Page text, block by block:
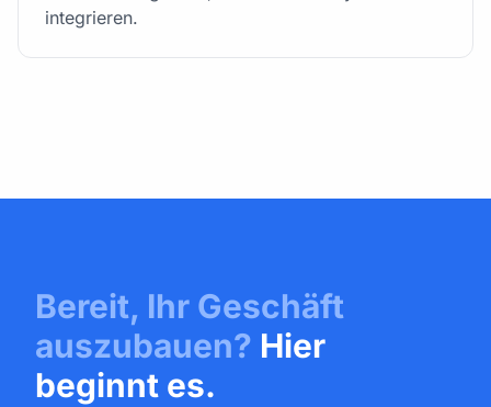
integrieren.
Bereit, Ihr Geschäft
auszubauen? Hier
beginnt es.